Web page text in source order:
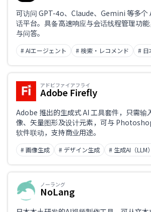
可访问 GPT-4o、Claude、Gemini 等多个
话平台。具备高速响应与会话线程管理功
与问答。
# AIエージェント # 検索・レコメンド # 日
アドビファイアフライ
Adobe Firefly
Adobe 推出的生成式 AI 工具套件，只需输
像、矢量图形及设计元素，可与
软件联动，支持商业用途。
# 画像生成 # デザイン生成 # 生成AI（LLM）
ノーラング
NoLang